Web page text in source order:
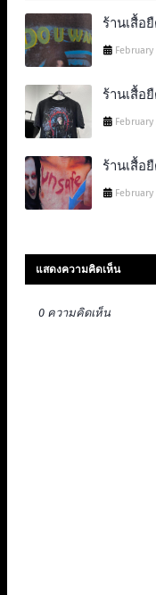
ร้านเสื้อ
February
ร้านเสื้อ
February
ร้านเสื้อ
February
แสดงความคิดเห็น
0 ความคิดเห็น